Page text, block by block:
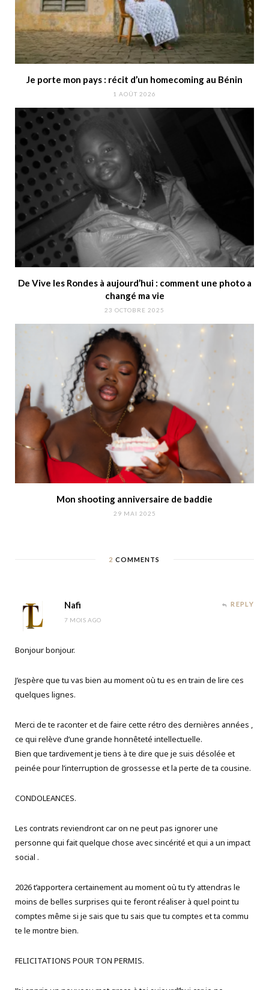
Je porte mon pays : récit d’un homecoming au Bénin
1 AOÛT 2026
De Vive les Rondes à aujourd’hui : comment une photo a
changé ma vie
23 OCTOBRE 2025
Mon shooting anniversaire de baddie
29 MAI 2025
2 COMMENTS
Nafi
7 MOIS AGO
REPLY
Bonjour bonjour.
J’espère que tu vas bien au moment où tu es en train de lire ces
quelques lignes.
Merci de te raconter et de faire cette rétro des dernières années ,
ce qui relève d’une grande honnêteté intellectuelle.
Bien que tardivement je tiens à te dire que je suis désolée et
peinée pour l’interruption de grossesse et la perte de ta cousine.
CONDOLEANCES.
Les contrats reviendront car on ne peut pas ignorer une
personne qui fait quelque chose avec sincérité et qui a un impact
social .
2026 t’apportera certainement au moment où tu t’y attendras le
moins de belles surprises qui te feront réaliser à quel point tu
comptes même si je sais que tu sais que tu comptes et ta commu
te le montre bien.
FELICITATIONS POUR TON PERMIS.